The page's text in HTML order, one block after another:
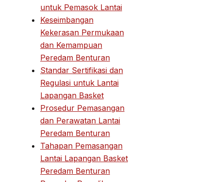
untuk Pemasok Lantai
Keseimbangan
Kekerasan Permukaan
dan Kemampuan
Peredam Benturan
Standar Sertifikasi dan
Regulasi untuk Lantai
Lapangan Basket
Prosedur Pemasangan
dan Perawatan Lantai
Peredam Benturan
Tahapan Pemasangan
Lantai Lapangan Basket
Peredam Benturan